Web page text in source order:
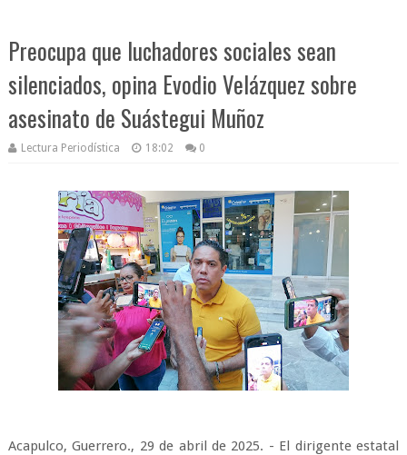
Preocupa que luchadores sociales sean
silenciados, opina Evodio Velázquez sobre
asesinato de Suástegui Muñoz
Lectura Periodística 18:02 0
Acapulco, Guerrero., 29 de abril de 2025. - El dirigente estatal